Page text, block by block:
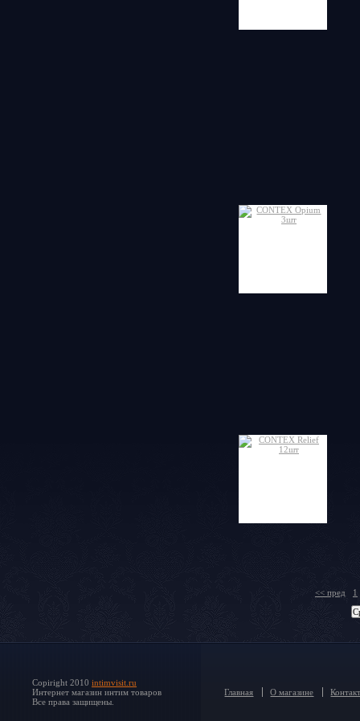
<< пред 1
Copiright 2010 intimvisit.ru
Интернет магазин интим товаров
Все права защищены.
Главная О магазине